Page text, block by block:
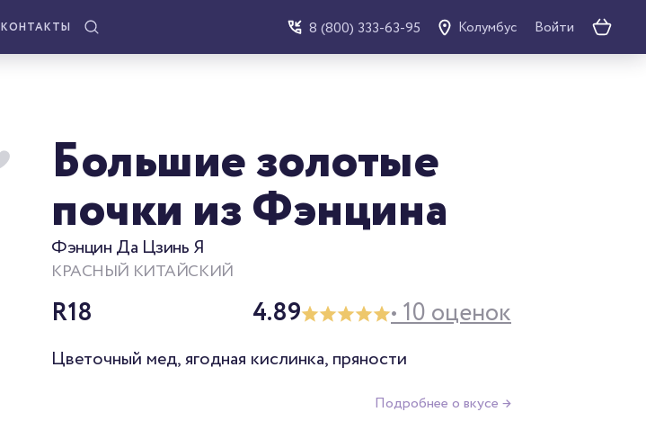
КОНТАКТЫ 8 (800) 333-63-95 Колумбус Войти
Большие золотые
почки из Фэнцина
Фэнцин Да Цзинь Я
КРАСНЫЙ КИТАЙСКИЙ
R18 4.89 • 10 оценок
Цветочный мед, ягодная кислинка, пряности
Подробнее о вкусе →